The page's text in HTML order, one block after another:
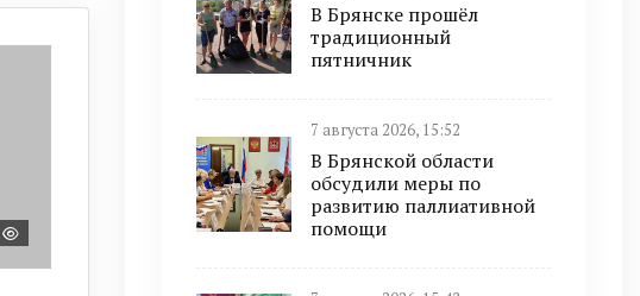
В Брянске прошёл
традиционный
пятничник
7 августа 2026, 15:52
В Брянской области
обсудили меры по
развитию паллиативной
помощи